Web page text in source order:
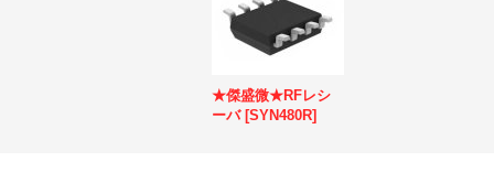
★傑盛微★RFレシ
ーバ [SYN480R]